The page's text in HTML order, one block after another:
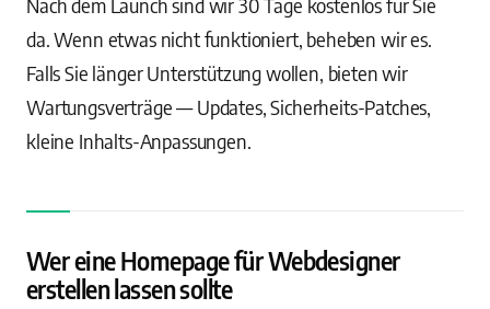
da. Wenn etwas nicht funktioniert, beheben wir es.
Falls Sie länger Unterstützung wollen, bieten wir
Wartungsverträge — Updates, Sicherheits-Patches,
kleine Inhalts-Anpassungen.
Wer eine Homepage für Webdesigner
erstellen lassen sollte